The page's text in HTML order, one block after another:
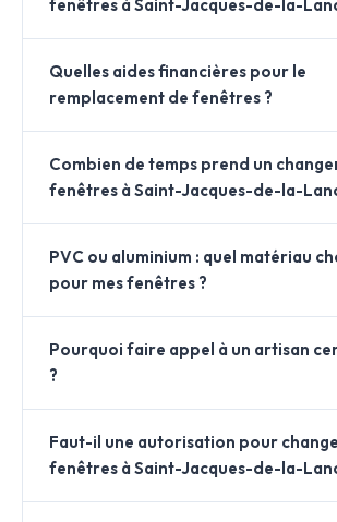
fenêtres à Saint-Jacques-de-la-
Quelles aides financières pour le
remplacement de fenêtres ?
Combien de temps prend un
fenêtres à Saint-Jacques-de-la-
PVC ou aluminium : quel matériau
pour mes fenêtres ?
Pourquoi faire appel à un artisan
?
Faut-il une autorisation pour
fenêtres à Saint-Jacques-de-la-